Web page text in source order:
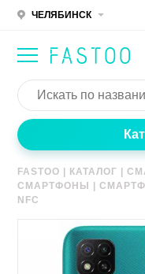
ЧЕЛЯБИНСК
FASTOO КАТАЛОГ |
СМАРТФОНЫ
|
NFC